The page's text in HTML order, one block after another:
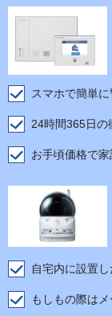
スマホで簡単
24時間365日の
お手頃価格で
自宅内に設置
もしもの際は